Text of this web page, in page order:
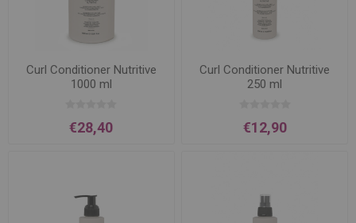
Curl Conditioner Nutritive
1000 ml
€28,40
Curl Conditioner Nutritive
250 ml
€12,90